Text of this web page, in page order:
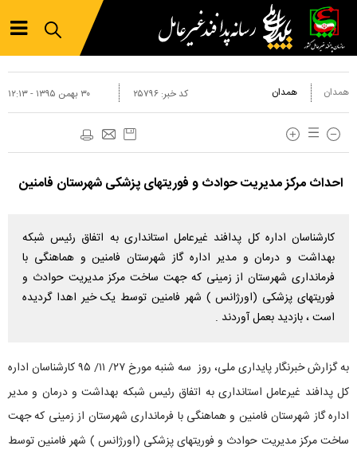
همدان همدان ۳۰ بهمن ۱۳۹۵ - ۱۲:۱۳ کد خبر: ۲۵۷۹۶
احداث مرکز مدیریت حوادث و فوریتهای پزشکی شهرستان فامنین
کارشناسان اداره کل پدافند غیرعامل استانداری به اتفاق رئیس شبکه
بهداشت و درمان و مدیر اداره گاز شهرستان فامنین و هماهنگی با
فرمانداری شهرستان از زمینی که جهت ساخت مرکز مدیریت حوادث و
فوریتهای پزشکی (اورژانس ) شهر فامنین توسط یک خیر اهدا گردیده
است ، بازدید بعمل آوردند .
به گزارش خبرنگار پایداری ملی، روز سه شنبه مورخ ۲۷/ ۱۱/ ۹۵ کارشناسان اداره
کل پدافند غیرعامل استانداری به اتفاق رئیس شبکه بهداشت و درمان و مدیر
اداره گاز شهرستان فامنین و هماهنگی با فرمانداری شهرستان از زمینی که جهت
ساخت مرکز مدیریت حوادث و فوریتهای پزشکی (اورژانس ) شهر فامنین توسط